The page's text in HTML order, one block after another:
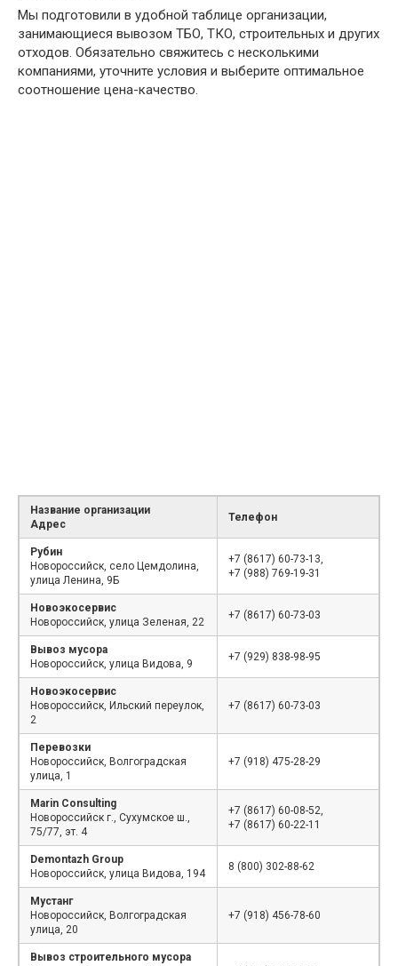
Мы подготовили в удобной таблице организации,
занимающиеся вывозом ТБО, ТКО, строительных и других
отходов. Обязательно свяжитесь с несколькими
компаниями, уточните условия и выберите оптимальное
соотношение цена-качество.
Название организации
Адрес
Телефон
Рубин
Новороссийск, село Цемдолина,
улица Ленина, 9Б
+7 (8617) 60-73-13,
+7 (988) 769-19-31
Новоэкосервис
Новороссийск, улица Зеленая, 22
+7 (8617) 60-73-03
Вывоз мусора
Новороссийск, улица Видова, 9
+7 (929) 838-98-95
Новоэкосервис
Новороссийск, Ильский переулок,
2
+7 (8617) 60-73-03
Перевозки
Новороссийск, Волгоградская
улица, 1
+7 (918) 475-28-29
Marin Consulting
Новороссийск г., Сухумское ш.,
75/77, эт. 4
+7 (8617) 60-08-52,
+7 (8617) 60-22-11
Demontazh Group
Новороссийск, улица Видова, 194
8 (800) 302-88-62
Мустанг
Новороссийск, Волгоградская
улица, 20
+7 (918) 456-78-60
Вывоз строительного мусора